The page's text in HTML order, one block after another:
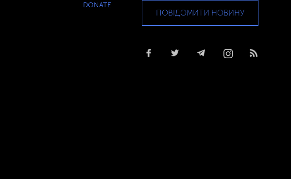
DONATE
ПОВІДОМИТИ НОВИНУ